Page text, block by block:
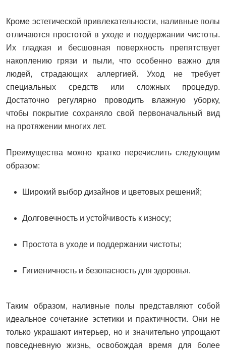
Кроме эстетической привлекательности, наливные полы
отличаются простотой в уходе и поддержании чистоты.
Их гладкая и бесшовная поверхность препятствует
накоплению грязи и пыли, что особенно важно для
людей, страдающих аллергией. Уход не требует
специальных средств или сложных процедур.
Достаточно регулярно проводить влажную уборку,
чтобы покрытие сохраняло свой первоначальный вид
на протяжении многих лет.
Преимущества можно кратко перечислить следующим
образом:
Широкий выбор дизайнов и цветовых решений;
Долговечность и устойчивость к износу;
Простота в уходе и поддержании чистоты;
Гигиеничность и безопасность для здоровья.
Таким образом, наливные полы представляют собой
идеальное сочетание эстетики и практичности. Они не
только украшают интерьер, но и значительно упрощают
повседневную жизнь, освобождая время для более